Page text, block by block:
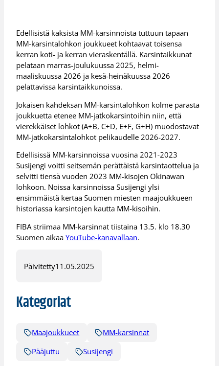
Edellisistä kaksista MM-karsinnoista tuttuun tapaan
MM-karsintalohkon joukkueet kohtaavat toisensa
kerran koti- ja kerran vieraskentällä. Karsintaikkunat
pelataan marras-joulukuussa 2025, helmi-
maaliskuussa 2026 ja kesä-heinäkuussa 2026
pelattavissa karsintaikkunoissa.
Jokaisen kahdeksan MM-karsintalohkon kolme parasta
joukkuetta etenee MM-jatkokarsintoihin niin, että
vierekkäiset lohkot (A+B, C+D, E+F, G+H) muodostavat
MM-jatkokarsintalohkot pelikaudelle 2026-2027.
Edellisissä MM-karsinnoissa vuosina 2021-2023
Susijengi voitti seitsemän perättäistä karsintaottelua ja
selvitti tiensä vuoden 2023 MM-kisojen Okinawan
lohkoon. Noissa karsinnoissa Susijengi ylsi
ensimmäistä kertaa Suomen miesten maajoukkueen
historiassa karsintojen kautta MM-kisoihin.
FIBA striimaa MM-karsinnat tiistaina 13.5. klo 18.30
Suomen aikaaYouTube-kanavallaan.
Päivitetty11.05.2025
Kategoriat
Maajoukkueet
MM-karsinnat
Pääjuttu
Susijengi